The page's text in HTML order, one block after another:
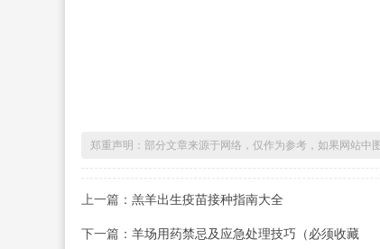
郑重声明：部分文章来源于网络，仅作为参考，如果网站中
上一篇： 羔羊出生疫苗接种指南大全
下一篇： 羊场用药禁忌及应急处理技巧（必须收藏